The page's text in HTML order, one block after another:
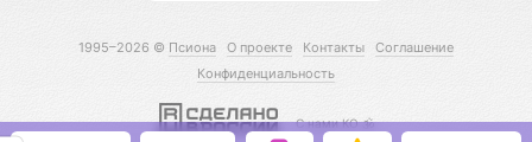
1995–2026 © Псиона О проекте Контакты
Соглашение
Конфиденциальность
С нами КО 🕉️